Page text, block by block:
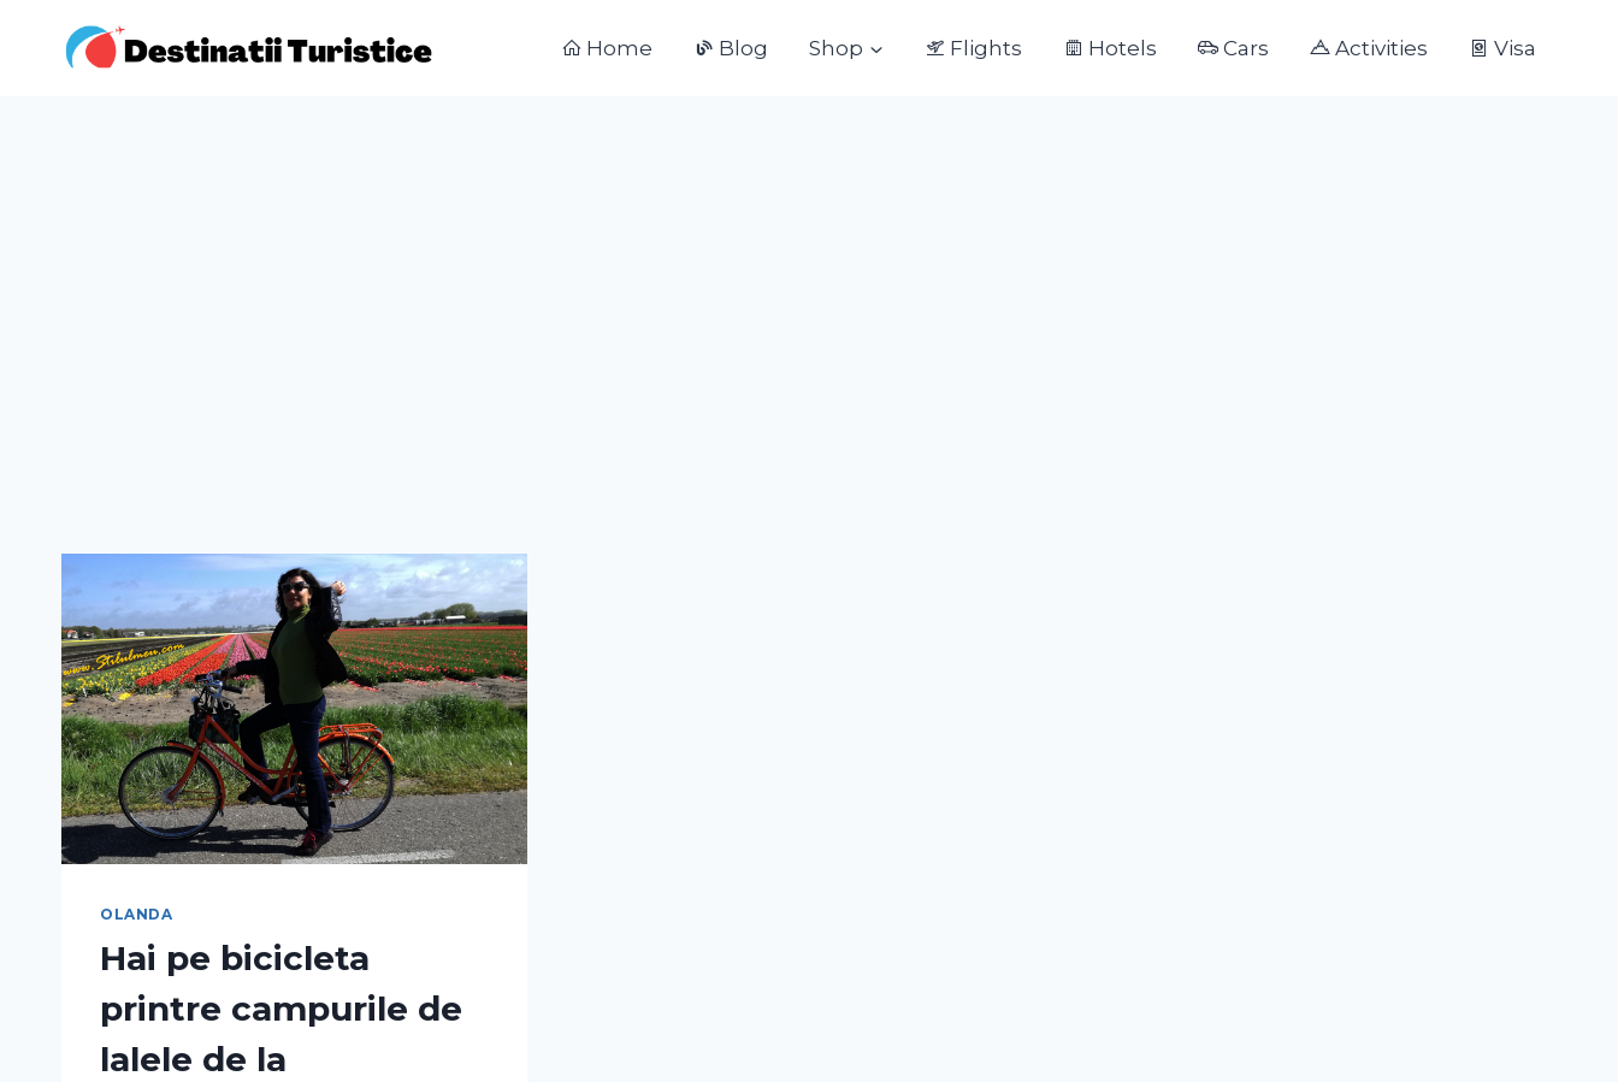
Home Blog Shop Flights Hotels Cars Activities Visa
OLANDA
Hai pe bicicleta
printre campurile de
lalele de la